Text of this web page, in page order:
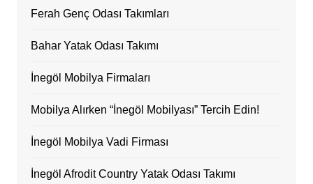
Ferah Genç Odası Takımları
Bahar Yatak Odası Takımı
İnegöl Mobilya Firmaları
Mobilya Alırken “İnegöl Mobilyası” Tercih Edin!
İnegöl Mobilya Vadi Firması
İnegöl Afrodit Country Yatak Odası Takımı